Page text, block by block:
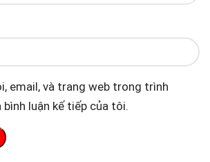
email, và trang web trong trình
luận kế tiếp của tôi.